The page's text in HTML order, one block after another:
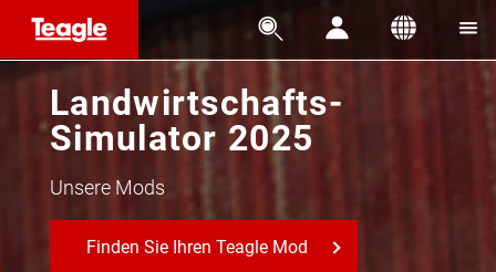
   
Landwirtschafts-
Simulator 2025
Unsere Mods
Finden Sie Ihren Teagle Mod